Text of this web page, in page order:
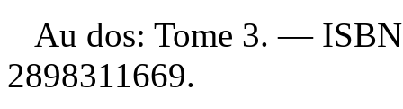
Au dos: Tome 3. —
2898311669.